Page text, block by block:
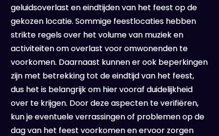
geluidsoverlast en eindtijden van het feest op de
gekozen locatie. Sommige feestlocaties hebben
strikte regels over het volume van muziek en
activiteiten om overlast voor omwonenden te
voorkomen. Daarnaast kunnen er ook beperkingen
zijn met betrekking tot de eindtijd van het feest,
dus het is belangrijk om hier vooraf duidelijkheid
over te krijgen. Door deze aspecten te verifiëren,
kun je eventuele verrassingen of problemen op de
dag van het feest voorkomen en ervoor zorgen